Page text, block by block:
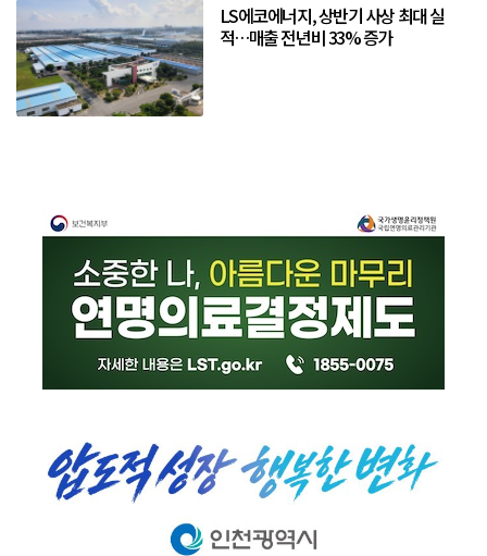
LS에코에너지, 상반기 사상 최대 실
적…매출 전년비 33% 증가